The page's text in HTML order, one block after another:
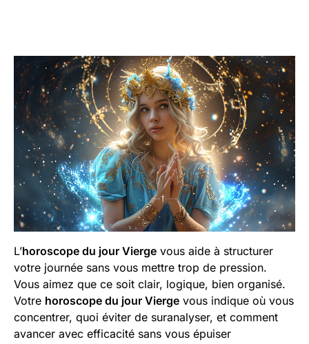
L’horoscope du jour Vierge vous aide à structurer
votre journée sans vous mettre trop de pression.
Vous aimez que ce soit clair, logique, bien organisé.
Votre horoscope du jour Vierge vous indique où vous
concentrer, quoi éviter de suranalyser, et comment
avancer avec efficacité sans vous épuiser